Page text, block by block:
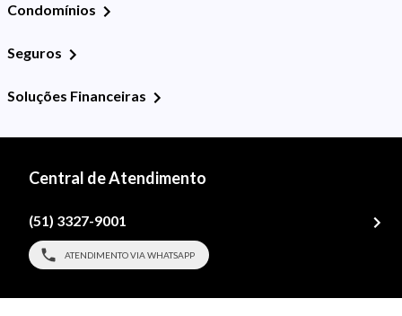
Condomínios
Seguros
Soluções Financeiras
Central de Atendimento
(51) 3327-9001
ATENDIMENTO VIA WHATSAPP